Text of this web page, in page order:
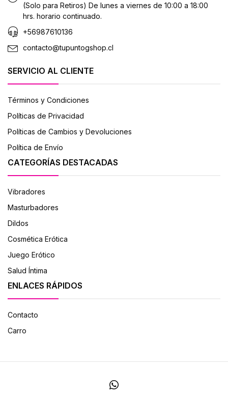
(Solo para Retiros) De lunes a viernes de 10:00 a 18:00
hrs. horario continuado.
+56987610136
contacto@tupuntogshop.cl
SERVICIO AL CLIENTE
Términos y Condiciones
Políticas de Privacidad
Políticas de Cambios y Devoluciones
Política de Envío
CATEGORÍAS DESTACADAS
Vibradores
Masturbadores
Dildos
Cosmética Erótica
Juego Erótico
Salud Íntima
ENLACES RÁPIDOS
Contacto
Carro